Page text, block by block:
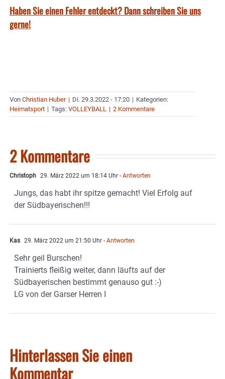
Haben Sie einen Fehler entdeckt? Dann schreiben Sie uns
gerne!
Von Christian Huber | Di. 29.3.2022 - 17:20 | Kategorien:
Heimatsport | Tags: VOLLEYBALL | 2 Kommentare
2 Kommentare
Christoph 29. März 2022 um 18:14 Uhr - Antworten
Jungs, das habt ihr spitze gemacht! Viel Erfolg auf
der Südbayerischen!!!
Kas 29. März 2022 um 21:50 Uhr - Antworten
Sehr geil Burschen!
Trainierts fleißig weiter, dann läufts auf der
Südbayerischen bestimmt genauso gut :-)
LG von der Garser Herren I
Hinterlassen Sie einen
Kommentar